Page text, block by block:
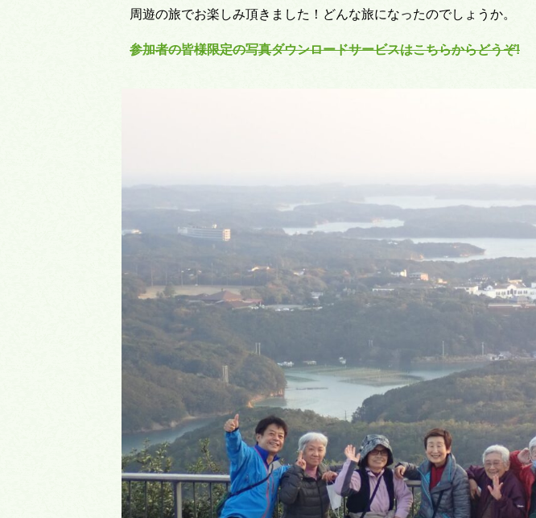
周遊の旅でお楽しみ頂きました！どんな旅になったのでしょうか。
参加者の皆様限定の写真ダウンロードサービスはこちらからどうぞ!